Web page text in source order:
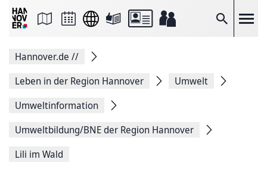
Suche
Seite
Facebook
teilen
Seitenlink
Seite
Hannover.de //
Leben in der Region Hannover
Umwelt
Umweltinformation
Umweltbildung/BNE der Region Hannover
Lili im Wald